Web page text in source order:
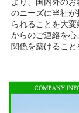
のニーズに当社
られることを大
からのご連絡を
関係を築けること